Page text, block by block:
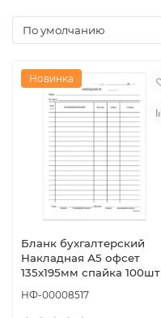
Новинка
Бланк бухгалтерский
Накладная А5 офсет
135х195мм спайка 100шт
НФ-00008517